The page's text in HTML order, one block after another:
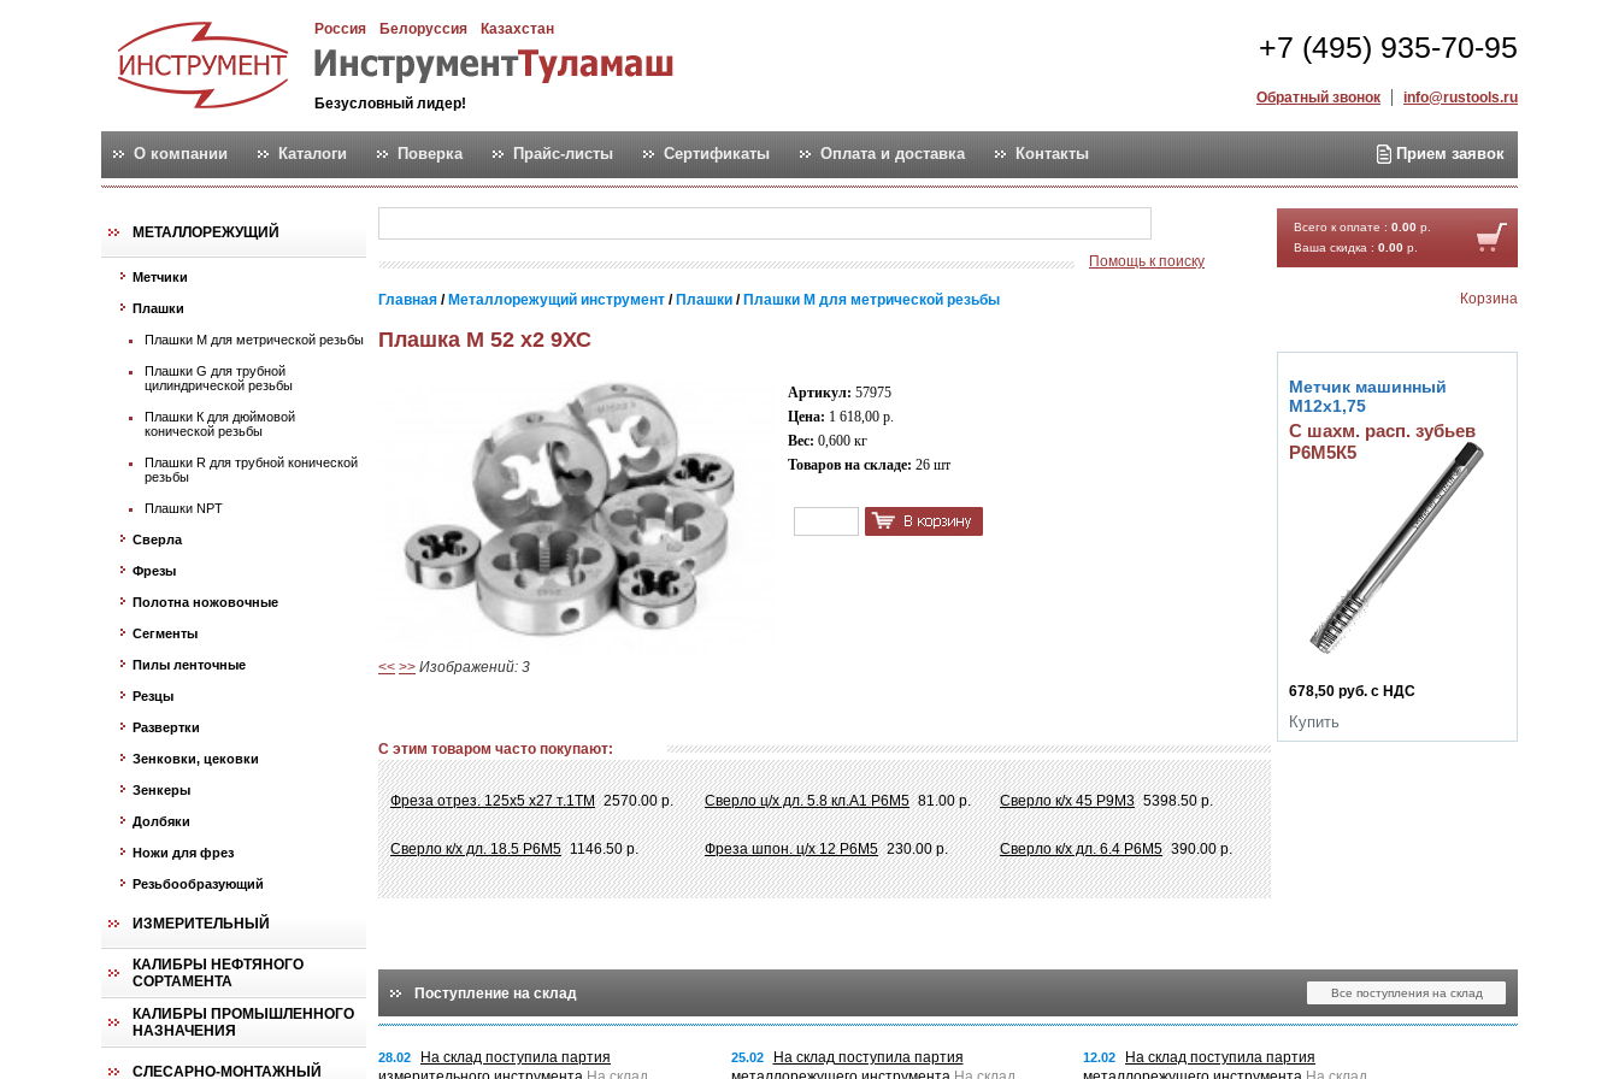
Россия Белоруссия Казахстан
Безусловный лидер!
+7 (495) 935-70-95
Обратный звонок info@rustools.ru
О компании Каталоги Поверка Прайс-листы Сертификаты Оплата и доставка Контакты Прием заявок
МЕТАЛЛОРЕЖУЩИЙ
Метчики
Плашки
Плашки М для метрической резьбы
Плашки G для трубной
цилиндрической резьбы
Плашки К для дюймовой
конической резьбы
Плашки R для трубной конической
резьбы
Плашки NPT
Сверла
Фрезы
Полотна ножовочные
Сегменты
Пилы ленточные
Резцы
Развертки
Зенковки, цековки
Зенкеры
Долбяки
Ножи для фрез
Резьбообразующий
ИЗМЕРИТЕЛЬНЫЙ
КАЛИБРЫ НЕФТЯНОГО
СОРТАМЕНТА
КАЛИБРЫ ПРОМЫШЛЕННОГО
НАЗНАЧЕНИЯ
СЛЕСАРНО-МОНТАЖНЫЙ
Помощь к поиску
Всего к оплате : 0.00 р.
Ваша скидка : 0.00 р.
Корзина
Главная / Металлорежущий инструмент / Плашки / Плашки М для метрической резьбы
Плашка М 52 х2 9ХС
<< >> Изображений: 3
Артикул: 57975
Цена: 1 618,00 р.
Вес: 0,600 кг
Товаров на складе: 26 шт
С этим товаром часто покупают:
Фреза отрез. 125х5 х27 т.1ТМ 2570.00 р. Сверло ц/х дл. 5.8 кл.А1 Р6М5 81.00 р. Сверло к/х 45 Р9М3 5398.50 р.
Сверло к/х дл. 18.5 Р6М5 1146.50 р. Фреза шпон. ц/х 12 Р6М5 230.00 р. Сверло к/х дл. 6.4 Р6М5 390.00 р.
678,50 руб. с НДС
Купить
Метчик машинный
М12х1,75
С шахм. расп. зубьев
Р6М5К5
Поступление на склад Все поступления на склад
28.02
На склад поступила партия
25.02
На склад поступила партия
12.02
На склад поступила партия